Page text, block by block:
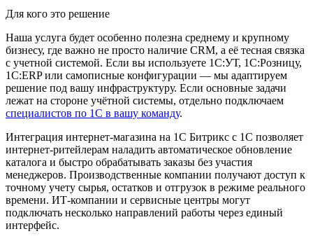
Для кого это решение
Наша услуга будет особенно полезна среднему и крупному
бизнесу, где важно не просто наличие CRM, а её тесная связка
с учетной системой. Если вы используете 1С:УТ, 1С:Розницу,
1С:ERP или самописные конфигурации — мы адаптируем
решение под вашу инфраструктуру. Если основные задачи
лежат на стороне учётной системы, отдельно подключаем
специалистов по 1С в вашу команду.
Интеграция интернет-магазина на 1С Битрикс с 1С позволяет
интернет-ритейлерам наладить автоматическое обновление
каталога и быстро обрабатывать заказы без участия
менеджеров. Производственные компании получают доступ к
точному учету сырья, остатков и отгрузок в режиме реального
времени. ИТ-компании и сервисные центры могут
подключать несколько направлений работы через единый
интерфейс.